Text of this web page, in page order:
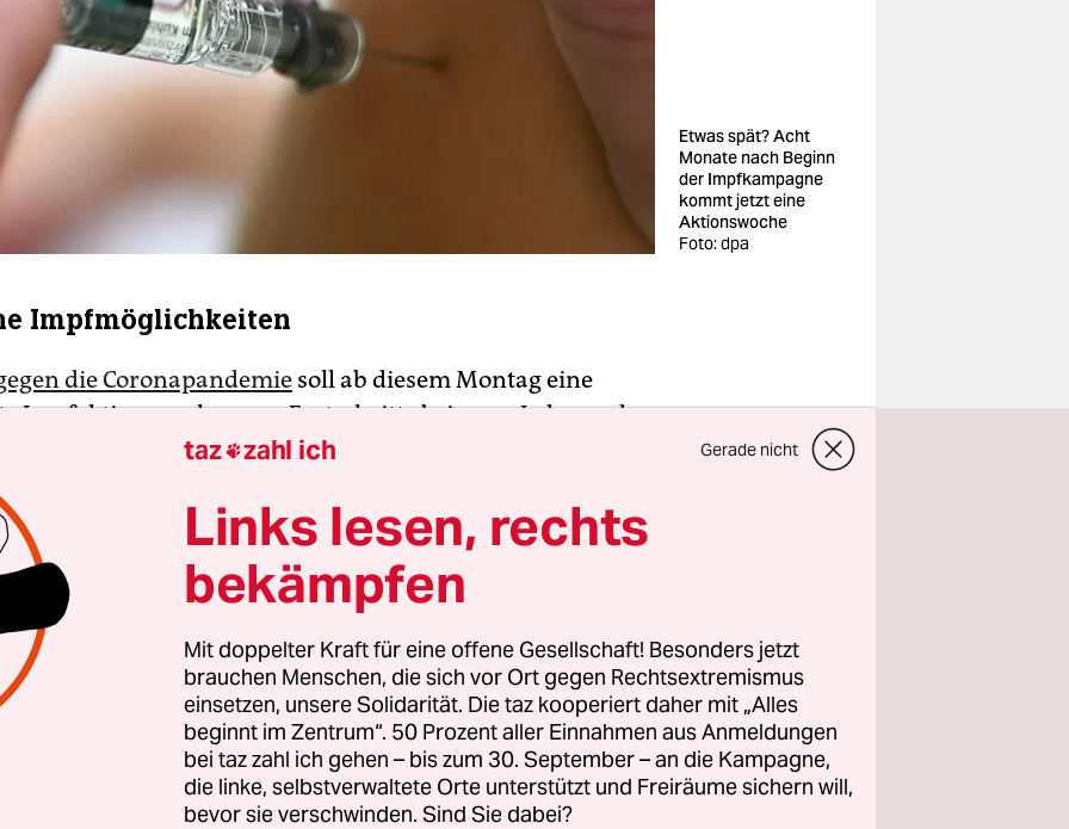
Etwas spät? Acht
Monate nach Beginn
der Impfkampagne
kommt jetzt eine
Aktionswoche
Foto: dpa
Impfmöglichkeiten
die Coronapandemie soll ab diesem Montag eine
Impfaktionswoche neue Fortschritte bringen. Jeder und
kann sich dann an zahlreichen Stellen mit dem Motto
ohne Termin und kostenfrei gegen Corona impfen
den dauerhaften Impfmöglichkeiten etwa in den
sollen zahlreiche temporäre Angebote, zum Beispiel in
oder Einkaufszentren, die Impfquote nach oben treiben.
taz zahl ich Gerade nicht
Links lesen, rechts
bekämpfen
Mit doppelter Kraft für eine offene Gesellschaft! Besonders jetzt
brauchen Menschen, die sich vor Ort gegen Rechtsextremismus
einsetzen, unsere Solidarität. Die taz kooperiert daher mit „Alles
beginnt im Zentrum“. 50 Prozent aller Einnahmen aus Anmeldungen
bei taz zahl ich gehen – bis zum 30. September – an die Kampagne,
die linke, selbstverwaltete Orte unterstützt und Freiräume sichern will,
bevor sie verschwinden. Sind Sie dabei?